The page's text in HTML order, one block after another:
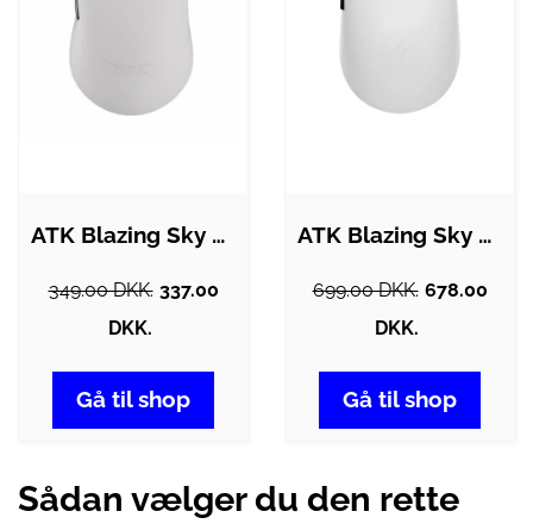
ATK Blazing Sky U2 Plus - Gaming Mus -…
349.00 DKK. 337.00
DKK.
Gå til shop
ATK Blazing Sky X1 V2 Ultimate - Gaming…
699.00 DKK. 678.00
DKK.
Gå til shop
Sådan vælger du den rette